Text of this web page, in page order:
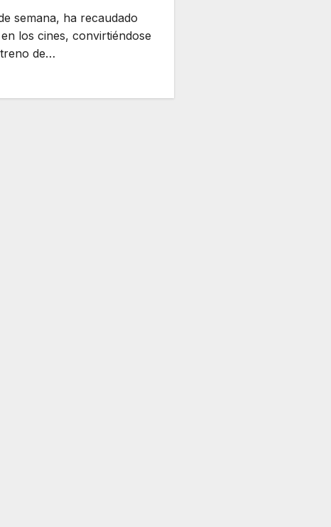
semana, ha recaudado
los cines, convirtiéndose
de…